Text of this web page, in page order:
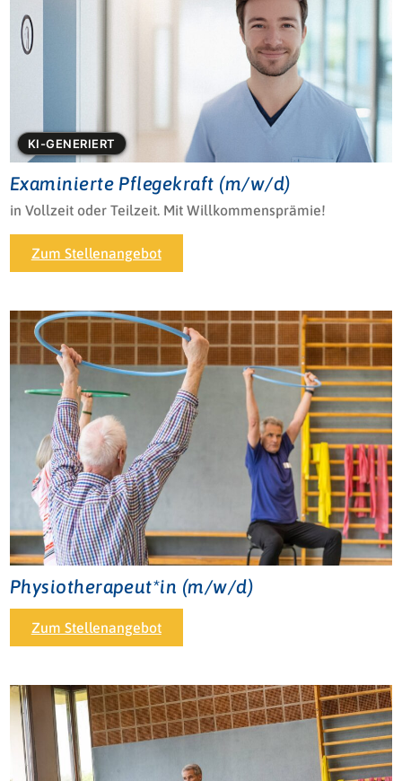
KI-GENERIERT
Examinierte Pflegekraft (m/w/d)
in Vollzeit oder Teilzeit. Mit Willkommensprämie!
Zum Stellenangebot
Physiotherapeut*in (m/w/d)
Zum Stellenangebot